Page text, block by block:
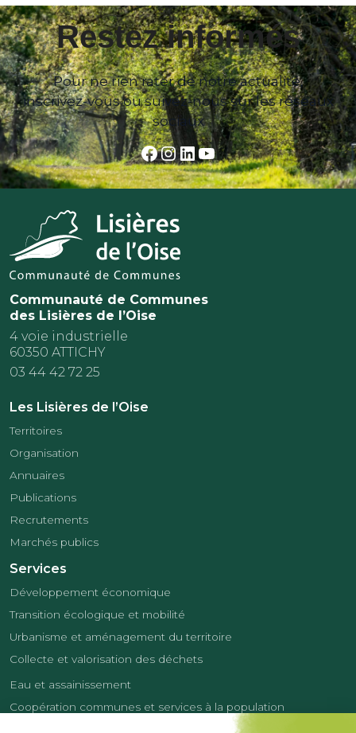
Restez informés
Pour ne rien rater de notre actualité,
inscrivez-vous ou suivez-nous sur les réseaux
sociaux
Facebook
Instagram
LinkedIn
YouTube
Communauté de Communes
des Lisières de l’Oise
4 voie industrielle
60350 ATTICHY
03 44 42 72 25
Les Lisières de l’Oise
Territoires
Organisation
Annuaires
Publications
Recrutements
Marchés publics
Services
Développement économique
Transition écologique et mobilité
Urbanisme et aménagement du territoire
Collecte et valorisation des déchets
Eau et assainissement
Coopération communes et services à la population